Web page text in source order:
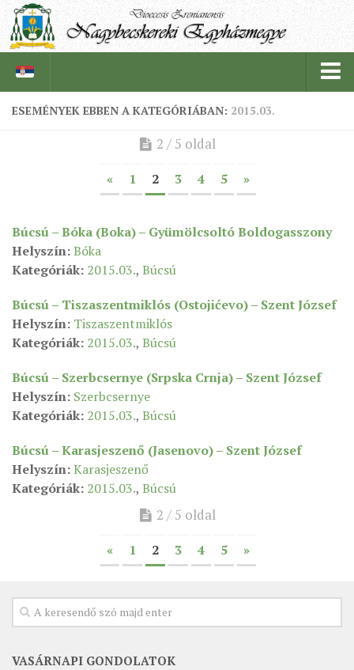
TÖRTÉNELEM
EGYHÁZMEGYEI LEVÉLTÁR
LELKIPÁSZTOROK
SZERZETESRENDEK
IN MEMORIAM
PLÉBÁNIÁK
ÉSZAKI ESPERESSÉG
KÖZPONTI ESPERESSÉG
ARCHÍVUM
ARCHÍV ÉLETKÉPEK
ORGANIGRAMMA
PÜSPÖKI DEKRÉTUM
ZSINAT MOTTÓJA, LOGÓJA
ESEMÉNYEK EBBEN A KATEGÓRIÁBAN: 2015.03.
2 / 5 oldal
« 1 2 3 4 5 »
Búcsú – Bóka (Boka) – Gyümölcsoltó Boldogasszony
Helyszín:Bóka
Kategóriák: 2015.03., Búcsú
Búcsú – Tiszaszentmiklós (Ostojićevo) – Szent József
Helyszín: Tiszaszentmiklós
Kategóriák: 2015.03., Búcsú
Búcsú – Szerbcsernye (Srpska Crnja) – Szent József
Helyszín: Szerbcsernye
Kategóriák: 2015.03., Búcsú
Búcsú – Karasjeszenő (Jasenovo) – Szent József
Helyszín:Karasjeszenő
Kategóriák: 2015.03., Búcsú
2 / 5 oldal
« 1 2 3 4 5 »
VASÁRNAPI GONDOLATOK